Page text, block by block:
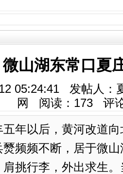
微山湖东常口夏
05:24:41 发帖人
网 阅读： 173评
五年以后，黄河改道
频频不断，居于微
肩挑行李，外出求生